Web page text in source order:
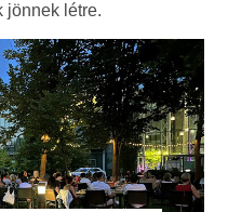
jönnek létre.